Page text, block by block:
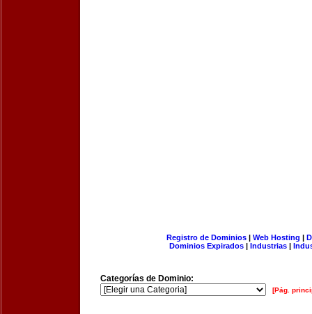
Registro de Dominios| Web Hosting |
Dominios Expirados | Industrias |
Categorías de Dominio:
[Pág.